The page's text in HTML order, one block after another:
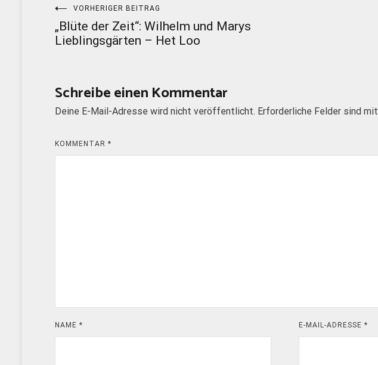
Beitragsnavigation
VORHERIGER BEITRAG
„Blüte der Zeit“: Wilhelm und Marys
Lieblingsgärten – Het Loo
Schreibe einen Kommentar
Deine E-Mail-Adresse wird nicht veröffentlicht. Erforderliche Felder sind mit
KOMMENTAR *
NAME * E-MAIL-ADRESSE*